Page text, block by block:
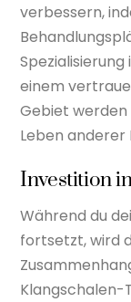
verbessern,
einem
Gebiet werden
Leben anderer
Investition
Während du
fortsetzt, wird
Klangschalen-